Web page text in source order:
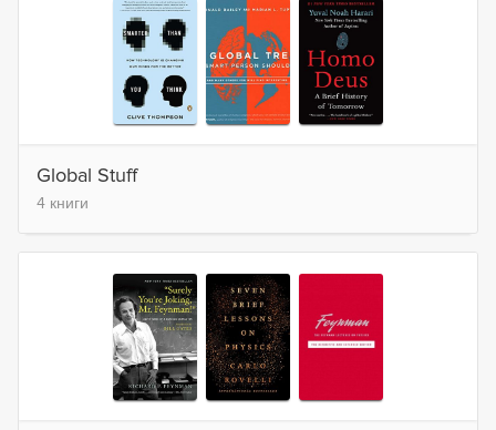
Global Stuff
4 книги